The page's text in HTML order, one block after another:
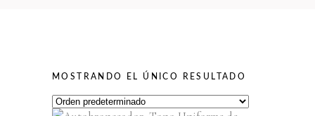
MOSTRANDO EL ÚNICO RESULTADO